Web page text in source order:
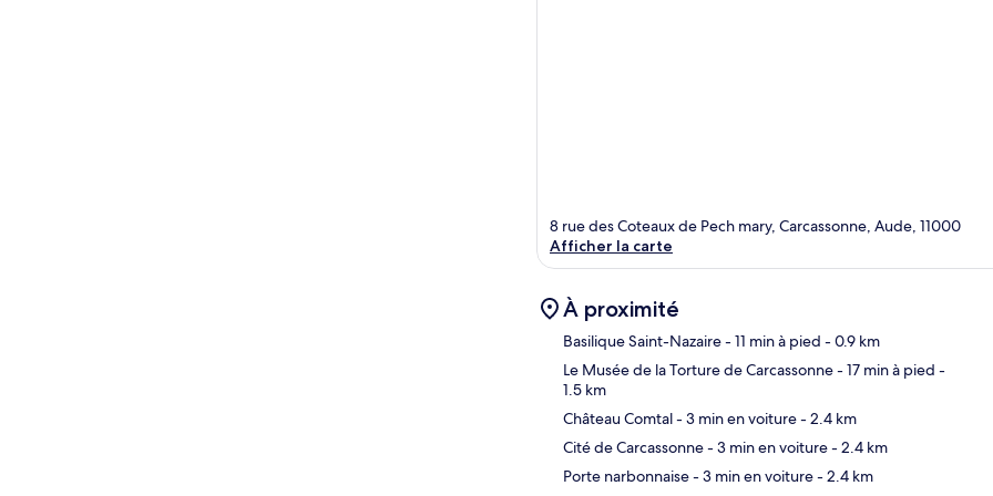
8 rue des Coteaux de Pech mary, Carcassonne, Aude, 11000
Afficher la carte
À proximité
Basilique Saint-Nazaire- 11 min à pied - 0.9 km
Le Musée de la Torture de Carcassonne- 17 min à pied -
1.5 km
Château Comtal- 3 min en voiture- 2.4 km
Cité de Carcassonne- 3 min en voiture- 2.4 km
Porte narbonnaise- 3 min en voiture- 2.4 km